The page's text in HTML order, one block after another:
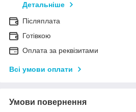
Детальніше
Післяплата
Готівкою
Оплата за реквізитами
Всі умови оплати
Умови повернення